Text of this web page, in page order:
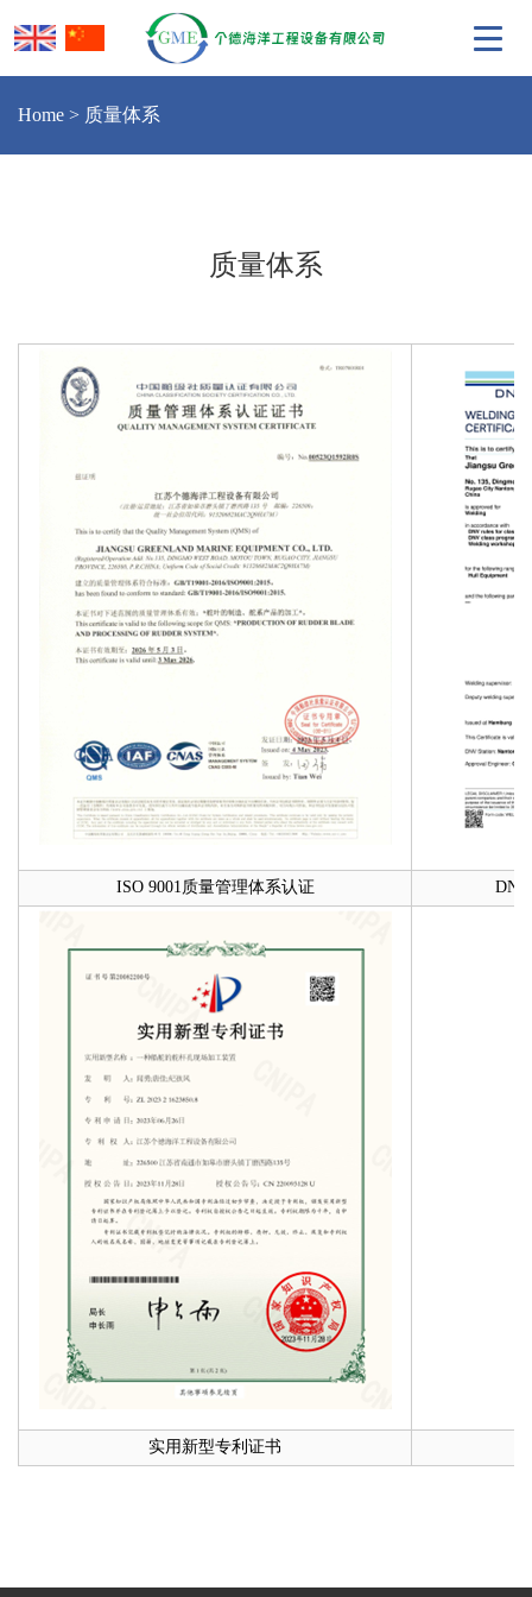
Home > 质量体系
质量体系
ISO 9001质量管理体系认证
实用新型专利证书